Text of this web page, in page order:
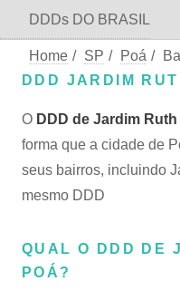
DDDs DO BRASIL
Home / SP / Poá /
DDD JARDIM
O DDD de Jardim Ruth
forma que a cidade de
seus bairros, incluindo
mesmo DDD
QUAL O DDD DE
POÁ?